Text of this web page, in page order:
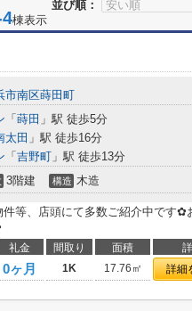
並び順：
棟表示
市南区蒔田町
「 蒔田 」駅 徒歩5分
太田 」駅 徒歩16分
「 吉野町 」駅 徒歩13分
3階建 構造 木造
等、店頭にて多数ご紹介中です✿
礼金 間取り 面積
0ヶ月 1K 17.76㎡ 詳細